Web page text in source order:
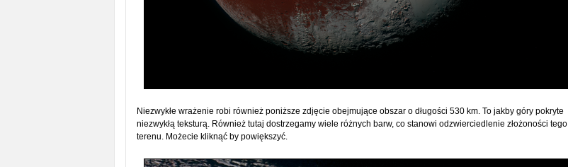
Niezwykłe wrażenie robi również poniższe zdjęcie obejmujące obszar o długości 530 km. To jakby góry pokryte
niezwykłą teksturą. Również tutaj dostrzegamy wiele różnych barw, co stanowi odzwierciedlenie złożoności tego
terenu. Możecie kliknąć by powiększyć.